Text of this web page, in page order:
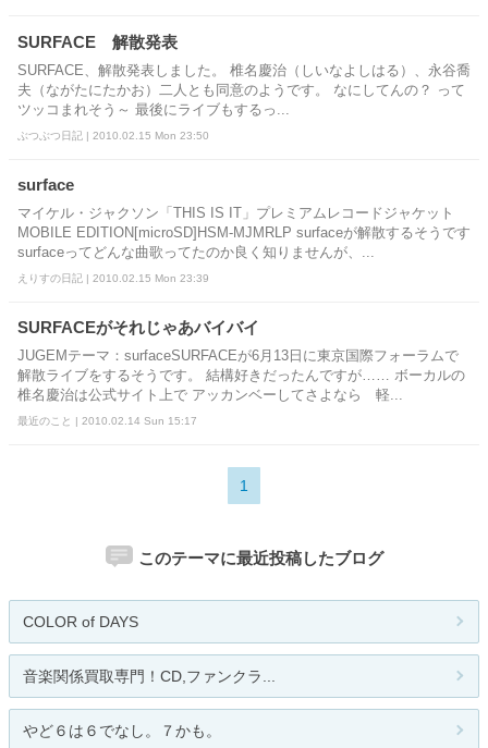
SURFACE 解散発表
SURFACE、解散発表しました。 椎名慶治（しいなよしはる）、永谷喬
夫（ながたにたかお）二人とも同意のようです。 なにしてんの？ って
ツッコまれそう～ 最後にライブもするっ...
ぶつぶつ日記 | 2010.02.15 Mon 23:50
surface
マイケル・ジャクソン「THIS IS IT」プレミアムレコードジャケット
MOBILE EDITION[microSD]HSM-MJMRLP surfaceが解散するそうです
surfaceってどんな曲歌ってたのか良く知りませんが、...
えりすの日記 | 2010.02.15 Mon 23:39
SURFACEがそれじゃあバイバイ
JUGEMテーマ：surfaceSURFACEが6月13日に東京国際フォーラムで
解散ライブをするそうです。 結構好きだったんですが…… ボーカルの
椎名慶治は公式サイト上で アッカンベーしてさよなら 軽...
最近のこと | 2010.02.14 Sun 15:17
1
このテーマに最近投稿したブログ
COLOR of DAYS
音楽関係買取専門！CD,ファンクラ...
やど６は６でなし。７かも。